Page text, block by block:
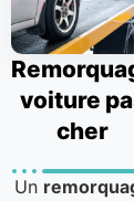
voiture
cher
Un